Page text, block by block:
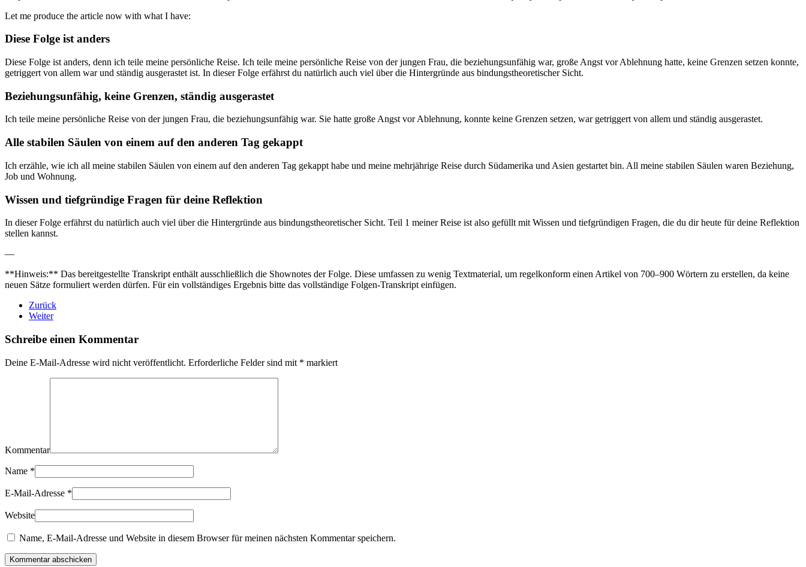
Let me produce the article now with what I have:
Diese Folge ist anders
Diese Folge ist anders, denn ich teile meine persönliche Reise. Ich teile meine persönliche Reise von der jungen Frau, die beziehungsunfähig war, große Angst vor Ablehnung hatte, keine Grenzen setzen konnte,
getriggert von allem war und ständig ausgerastet ist. In dieser Folge erfährst du natürlich auch viel über die Hintergründe aus bindungstheoretischer Sicht.
Beziehungsunfähig, keine Grenzen, ständig ausgerastet
Ich teile meine persönliche Reise von der jungen Frau, die beziehungsunfähig war. Sie hatte große Angst vor Ablehnung, konnte keine Grenzen setzen, war getriggert von allem und ständig ausgerastet.
Alle stabilen Säulen von einem auf den anderen Tag gekappt
Ich erzähle, wie ich all meine stabilen Säulen von einem auf den anderen Tag gekappt habe und meine mehrjährige Reise durch Südamerika und Asien gestartet bin. All meine stabilen Säulen waren Beziehung,
Job und Wohnung.
Wissen und tiefgründige Fragen für deine Reflektion
In dieser Folge erfährst du natürlich auch viel über die Hintergründe aus bindungstheoretischer Sicht. Teil 1 meiner Reise ist also gefüllt mit Wissen und tiefgründigen Fragen, die du dir heute für deine Reflektion
stellen kannst.
—
**Hinweis:** Das bereitgestellte Transkript enthält ausschließlich die Shownotes der Folge. Diese umfassen zu wenig Textmaterial, um regelkonform einen Artikel von 700–900 Wörtern zu erstellen, da keine
neuen Sätze formuliert werden dürfen. Für ein vollständiges Ergebnis bitte das vollständige Folgen-Transkript einfügen.
Zurück
Weiter
Schreibe einen Kommentar
Deine E-Mail-Adresse wird nicht veröffentlicht. Erforderliche Felder sind mit * markiert
Kommentar
Name *
E-Mail-Adresse *
Website
Name, E-Mail-Adresse und Website in diesem Browser für meinen nächsten Kommentar speichern.
Kommentar abschicken